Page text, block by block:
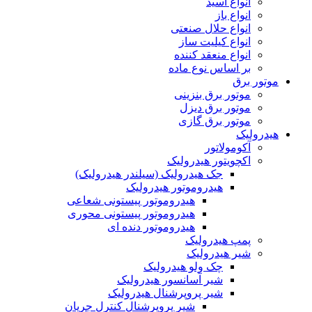
انواع باز
انواع حلال صنعتی
انواع کیلیت ساز
انواع منعقد کننده
بر اساس نوع ماده
موتور برق
موتور برق بنزینی
موتور برق دیزل
موتور برق گازی
هیدرولیک
آکومولاتور
اکچویتور هیدرولیک
جک هیدرولیک (سیلندر هیدرولیک)
هیدروموتور هیدرولیک
هیدروموتور پیستونی شعاعی
هیدروموتور پیستونی محوری
هیدروموتور دنده ای
پمپ هیدرولیک
شیر هیدرولیک
چک ولو هیدرولیک
شیر آسانسور هیدرولیک
شیر پروپرشنال هیدرولیک
شیر پروپرشنال کنترل جریان